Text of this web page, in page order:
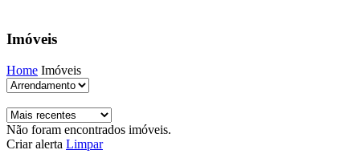
Imóveis
Home Imóveis
Não foram encontrados imóveis.
Criar alerta Limpar